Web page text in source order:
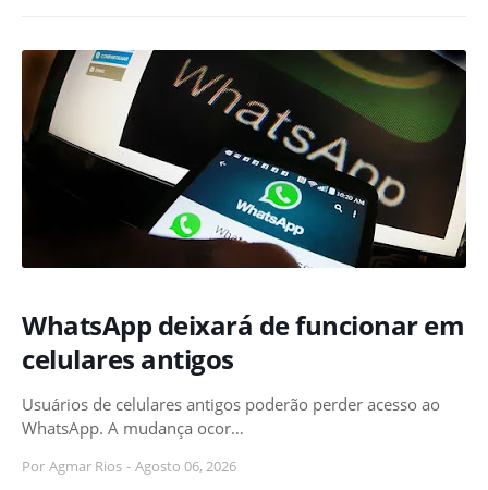
WhatsApp deixará de funcionar em
celulares antigos
Usuários de celulares antigos poderão perder acesso ao
WhatsApp. A mudança ocor…
Por Agmar Rios - Agosto 06, 2026